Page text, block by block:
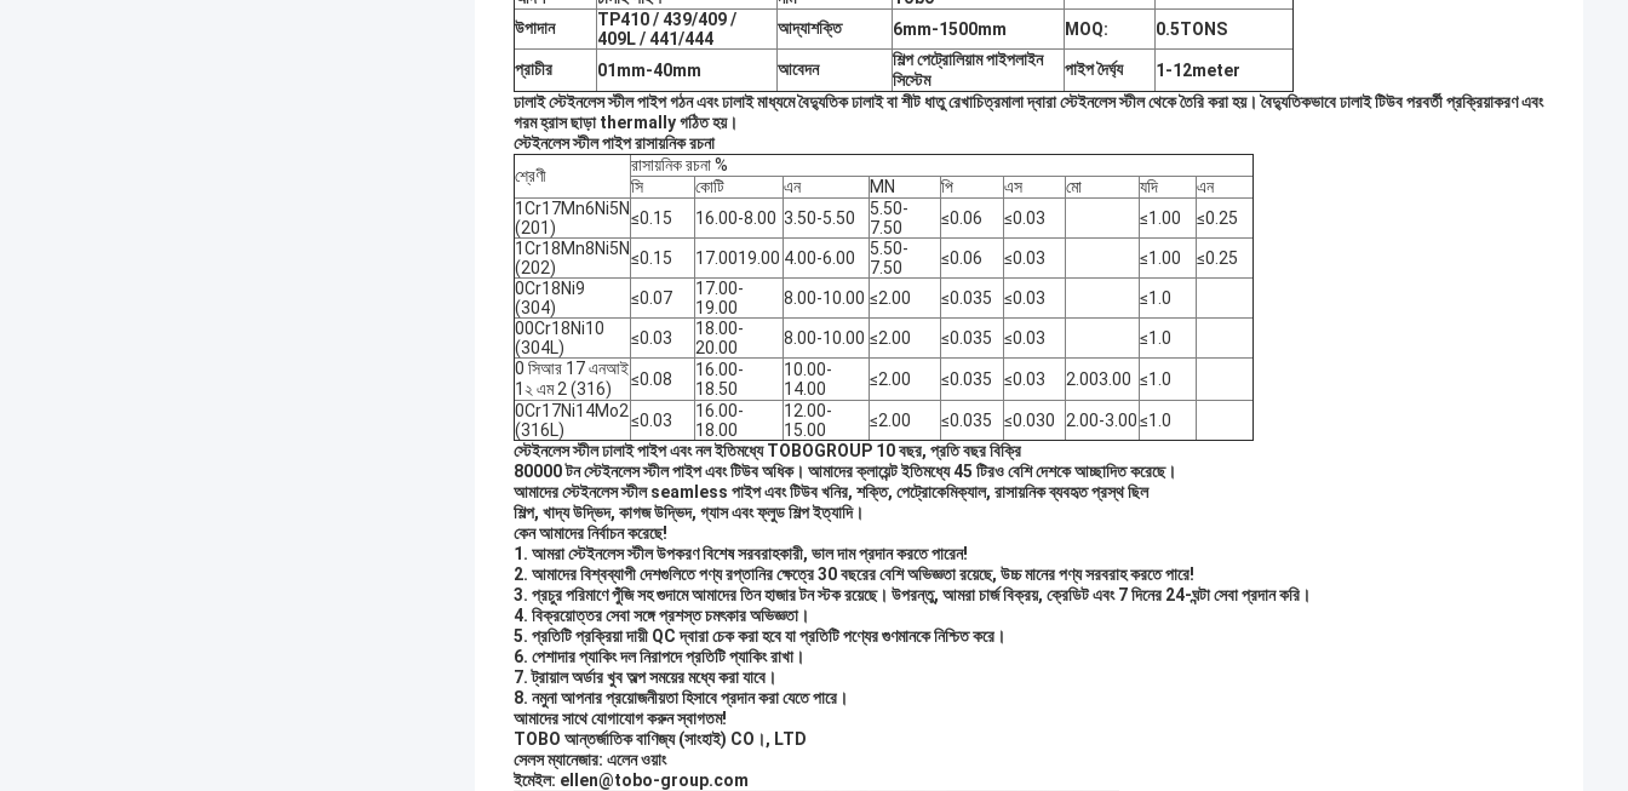
উপাদান
TP410 / 439/409 /
409L / 441/444
আদ্যাশক্তি 6mm-1500mm MOQ: 0.5TONS
প্রাচীর 01mm-40mm আবেদন
শিল্প পেট্রোলিয়াম পাইপলাইন
সিস্টেম
পাইপ দৈর্ঘ্য
1-12meter
ঢালাই স্টেইনলেস স্টীল পাইপ গঠন এবং ঢালাই মাধ্যমে বৈদ্যুতিক ঢালাই বা শীট ধাতু রেখাচিত্রমালা দ্বারা স্টেইনলেস স্টীল থেকে তৈরি করা হয়। বৈদ্যুতিকভাবে ঢালাই টিউব পরবর্তী প্রক্রিয়াকরণ এবং
গরম হ্রাস ছাড়া thermally গঠিত হয়।
স্টেইনলেস স্টীল পাইপ রাসায়নিক রচনা
শ্রেণী
রাসায়নিক রচনা %
সি
কোটি এন MN পি এস মো যদি
এন
1Cr17Mn6Ni5N
(201)
≤0.15 16.00-8.00 3.50-5.50
5.50-
7.50
≤0.06 ≤0.03 ≤1.00
≤0.25
1Cr18Mn8Ni5N
(202)
≤0.15 17.0019.00 4.00-6.00
5.50-
7.50
≤0.06 ≤0.03 ≤1.00
≤0.25
0Cr18Ni9
(304)
≤0.07
17.00-
19.00
8.00-10.00 ≤2.00 ≤0.035 ≤0.03
≤1.0
00Cr18Ni10
(304L)
≤0.03
18.00-
20.00
8.00-10.00 ≤2.00 ≤0.035 ≤0.03
≤1.0
0 সিআর 17 এনআই
1২ এম 2 (316)
≤0.08
16.00-
18.50
10.00-
14.00
≤2.00 ≤0.035 ≤0.03 2.003.00 ≤1.0
0Cr17Ni14Mo2
(316L)
≤0.03
16.00-
18.00
12.00-
15.00
≤2.00 ≤0.035 ≤0.030 2.00-3.00≤1.0
স্টেইনলেস স্টীল ঢালাই পাইপ এবং নল ইতিমধ্যে TOBOGROUP 10 বছর, প্রতি বছর বিক্রি
80000 টন স্টেইনলেস স্টীল পাইপ এবং টিউব অধিক। আমাদের ক্লায়েন্ট ইতিমধ্যে 45 টিরও বেশি দেশকে আচ্ছাদিত করেছে।
আমাদের স্টেইনলেস স্টীল seamless পাইপ এবং টিউব খনির, শক্তি, পেট্রোকেমিক্যাল, রাসায়নিক ব্যবহৃত প্রস্থ ছিল
শিল্প, খাদ্য উদ্ভিদ, কাগজ উদ্ভিদ, গ্যাস এবং ফ্লুড শিল্প ইত্যাদি।
কেন আমাদের নির্বাচন করেছে!
1. আমরা স্টেইনলেস স্টীল উপকরণ বিশেষ সরবরাহকারী, ভাল দাম প্রদান করতে পারেন!
2. আমাদের বিশ্বব্যাপী দেশগুলিতে পণ্য রপ্তানির ক্ষেত্রে 30 বছরের বেশি অভিজ্ঞতা রয়েছে, উচ্চ মানের পণ্য সরবরাহ করতে পারে!
3. প্রচুর পরিমাণে পুঁজি সহ গুদামে আমাদের তিন হাজার টন স্টক রয়েছে। উপরন্তু, আমরা চার্জ বিক্রয়, ক্রেডিট এবং 7 দিনের 24-ঘন্টা সেবা প্রদান করি।
4. বিক্রয়োত্তর সেবা সঙ্গে প্রশস্ত চমৎকার অভিজ্ঞতা।
5. প্রতিটি প্রক্রিয়া দায়ী QC দ্বারা চেক করা হবে যা প্রতিটি পণ্যের গুণমানকে নিশ্চিত করে।
6. পেশাদার প্যাকিং দল নিরাপদে প্রতিটি প্যাকিং রাখা।
7. ট্রায়াল অর্ডার খুব অল্প সময়ের মধ্যে করা যাবে।
8. নমুনা আপনার প্রয়োজনীয়তা হিসাবে প্রদান করা যেতে পারে।
আমাদের সাথে যোগাযোগ করুন স্বাগতম!
TOBO আন্তর্জাতিক বাণিজ্য (সাংহাই) CO।, LTD
সেলস ম্যানেজার: এলেন ওয়াং
ইমেইল: ellen@tobo-group.com